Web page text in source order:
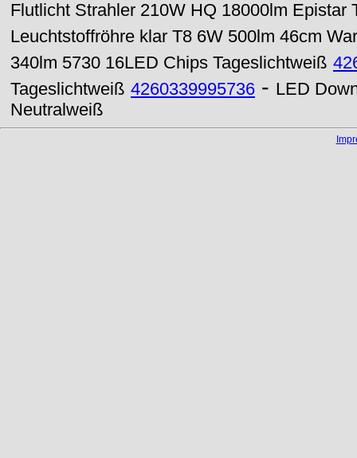
Flutlicht Strahler 210W HQ 18000lm Epistar
Leuchtstoffröhre klar T8 6W 500lm 46cm
340lm 5730 16LED Chips Tageslichtweiß
Tageslichtweiß 4260339995736 - LED
Neutralweiß